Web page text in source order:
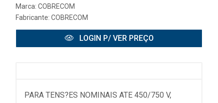
Marca: COBRECOM
Fabricante: COBRECOM
LOGIN P/ VER PREÇO
PARA TENS?ES NOMINAIS ATE 450/750 V,